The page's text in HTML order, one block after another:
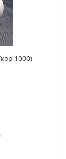
1000)